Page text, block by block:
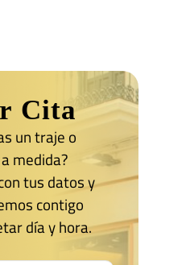
Cita
un traje o
medida?
tus datos y
contigo
día y hora.